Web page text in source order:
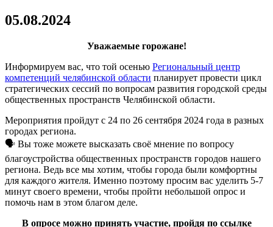
05.08.2024
Уважаемые горожане!
Информируем вас, что той осенью Региональный центр
компетенций челябинской области планирует провести цикл
стратегических сессий по вопросам развития городской среды
общественных пространств Челябинской области.
Мероприятия пройдут с 24 по 26 сентября 2024 года в разных
городах региона.
🗣 Вы тоже можете высказать своё мнение по вопросу
благоустройства общественных пространств городов нашего
региона. Ведь все мы хотим, чтобы города были комфортны
для каждого жителя. Именно поэтому просим вас уделить 5-7
минут своего времени, чтобы пройти небольшой опрос и
помочь нам в этом благом деле.
В опросе можно принять участие, пройдя по ссылке